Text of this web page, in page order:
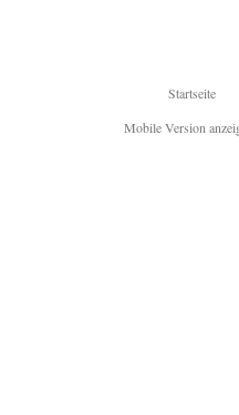
Startseite
Mobile Version